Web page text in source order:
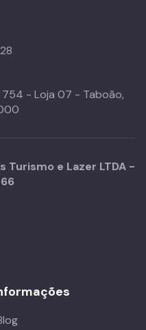
754 - Loja 07 - Taboão,
Turismo e Lazer LTDA -